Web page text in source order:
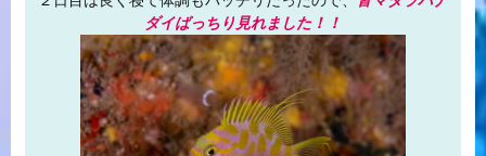
ダイばっちり見れました！！